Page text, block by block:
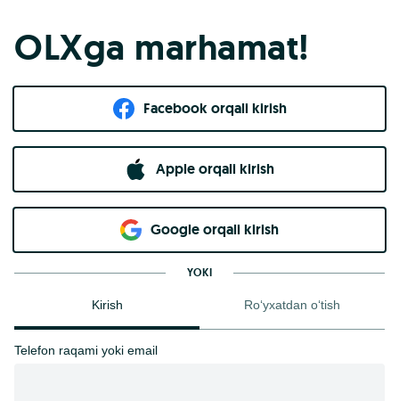
OLXga marhamat!
Facebook orqali kirish​
Apple orqali kirish
Goo​g​le orqali kirish
YOKI
Kirish Ro‘yxatdan o‘tish
Telefon raqami yoki email